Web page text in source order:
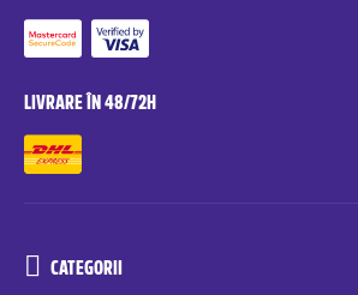
LIVRARE ÎN 48/72H
CATEGORII